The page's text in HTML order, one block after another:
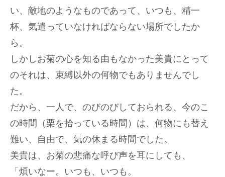
い、敵地のようなものであって、いつも、精一
杯、気遣っていなければならない場所でしたか
ら。
しかしお菊の心を知る由もなかった美貴にとって
のそれは、束縛以外の何物でもありませんでし
た。
だから、一人で、のびのびしておられる、今のこ
の時間（栗を拾っている時間）は、何物にも替え
難い、自由で、気の休まる時間でした。
美貴は、お菊の悲痛な呼び声を耳にしても、
「煩いなー。いつも、いつも。